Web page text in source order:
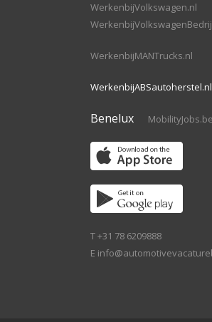
WerkenbijVolkswagen.nl
WerkenbijMANTrucks.nl
WerkenbijABSautoherstel.nl
Benelux MobilityJobs.be
T +31 78 6209888
E